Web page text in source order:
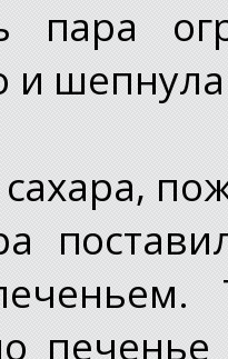
пара
и